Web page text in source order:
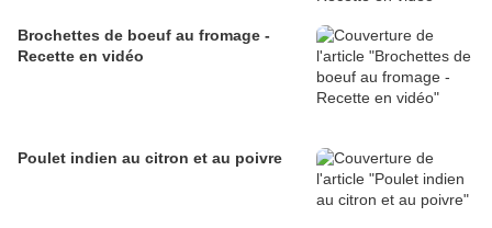
Brochettes de boeuf au fromage -
Recette en vidéo
Poulet indien au citron et au poivre